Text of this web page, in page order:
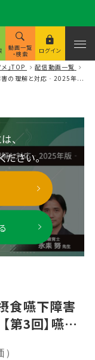
動画一覧
・検索 ログイン
メ」TOP
配信動画一覧
害の理解と対応‐2025年...
、
ださい。
食嚥下障害
3回】嚥下